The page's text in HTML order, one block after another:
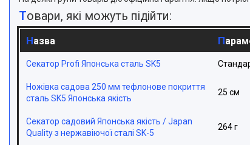
Товари, які можуть підійти:
Назва
Секатор Profi Японська сталь SK5
Ножівка садова 250 мм тефлонове покриття
сталь SK5 Японська якість
25 см
Секатор садовий Японська якість / Japan
Quality з нержавіючої сталі SK-5
264 г